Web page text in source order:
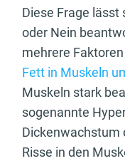
Diese Frage
oder Nein
mehrere
Fett in Muskeln
Muskeln stark
sogenannte
Dickenwachstum
Risse in den